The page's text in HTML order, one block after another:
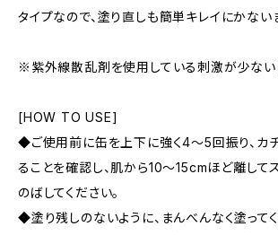
タイプなので、塗り直しも簡単キレイにかない
※紫外線散乱剤を使用している刺激が少ない
[HOW TO USE]
◆ご使用前に缶を上下に強く4～5回振り、カ
ることを確認し、肌から10～15cmほど離して
のばしてください。
◆塗り残しのないように、まんべんなく塗ってく